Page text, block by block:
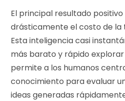
El principal resultado positivo
drásticamente el costo de la
Esta inteligencia casi
más barato y rápido
permite a los humanos
conocimiento para evaluar
ideas generadas